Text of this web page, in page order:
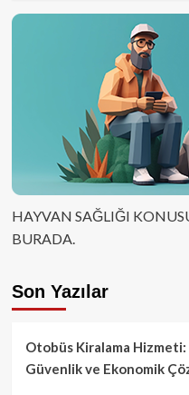
HAYVAN SAĞLIĞI
BURADA.
Son Yazılar
Otobüs Kiralama
Güvenlik ve Ekonomik